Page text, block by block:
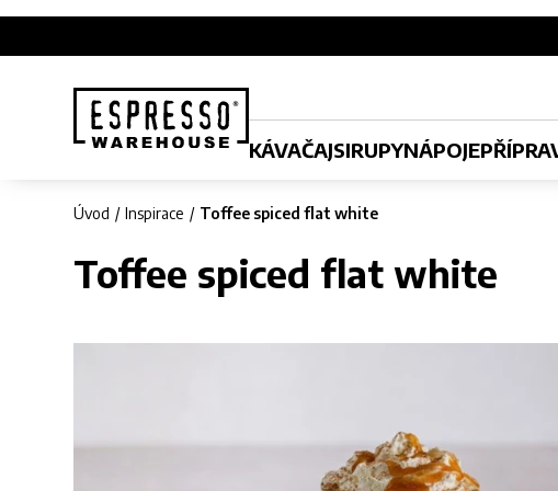
KÁVAČAJSIRUPYNÁPOJE
Úvod Inspirace Toffee spiced flat white
Toffee spiced flat white